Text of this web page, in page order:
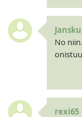
No
rexi65